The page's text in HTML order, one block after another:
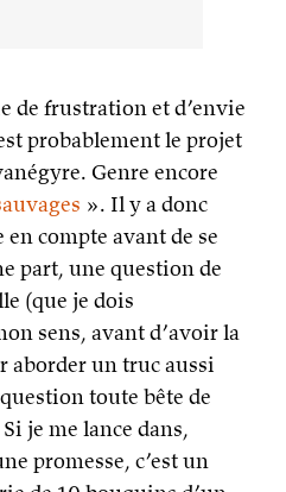
frustration et d’envie
probablement le projet
Genre encore
». Il y a donc
en compte avant de se
part, une question de
(que je dois
sens, avant d’avoir la
aborder un truc aussi
toute bête de
je me lance dans,
promesse, c’est un